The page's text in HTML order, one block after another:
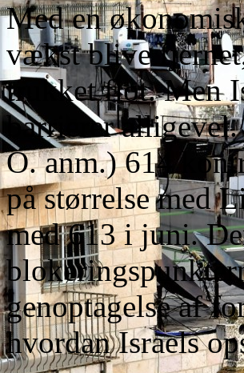
Med en
vækst blive
trukket flot. Men
barrierer
O. anm.) 614
på størrelse med
med 613 i juni.
genoptagelse af
hvordan Israels